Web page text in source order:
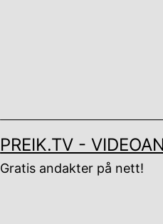
PREIK.TV -
Gratis andakter på nett!